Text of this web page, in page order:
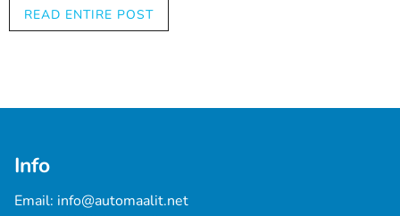
vesipohjainen maali, ja jokaisella näistä on oma hintansa.
Yleensä laadukkaampi maali maksaa enemmän, mutta
maalauksen laajuus. Jos haluat maalata koko auton, se
Kolmas tekijä on valittu maalin sävy. Jotkut sävyt ovat
vaikeampia saada aikaan kuin toiset, mikä voi vaikuttaa
READ ENTIRE POST
Info
Email: info@automaalit.net